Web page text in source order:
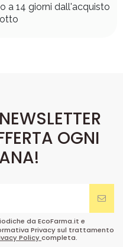
a 14 giorni dall'acquisto
OGNI
da EcoFarma.it e
Privacy sul trattamento
Policycompleta.